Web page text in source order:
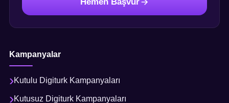
Hemen Başvur
Kampanyalar
Kutulu Digiturk Kampanyaları
Kutusuz Digiturk Kampanyaları